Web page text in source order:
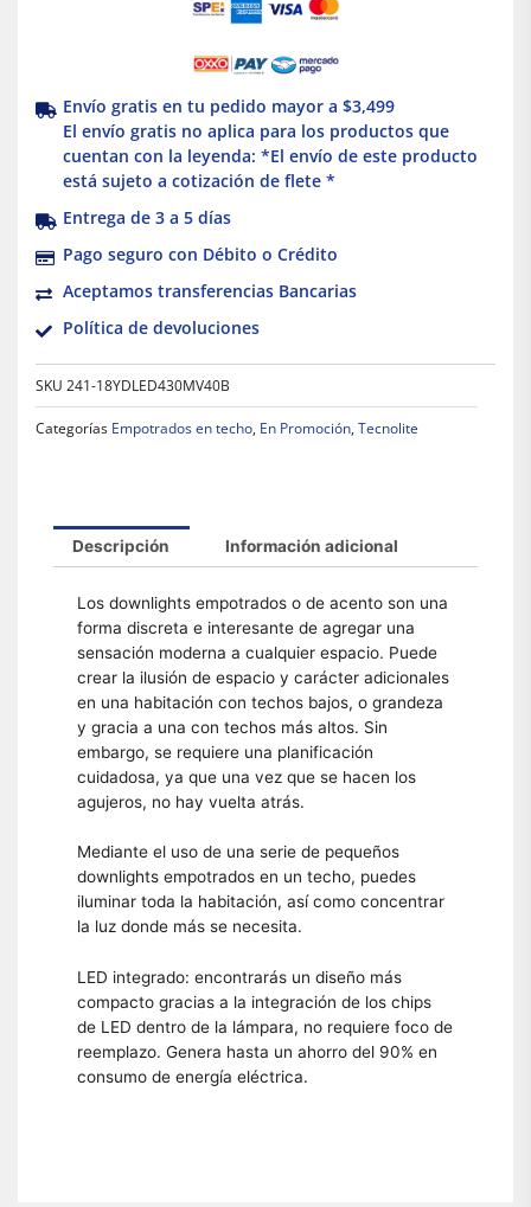
Envío gratis en tu pedido mayor a $3,499
El envío gratis no aplica para los productos que
cuentan con la leyenda: *El envío de este producto
está sujeto a cotización de flete *
Entrega de 3 a 5 días
Pago seguro con Débito o Crédito
Aceptamos transferencias Bancarias
Política de devoluciones
SKU 241-18YDLED430MV40B
Categorías Empotrados en techo, En Promoción, Tecnolite
Descripción Información adicional
Los downlights empotrados o de acento son una
forma discreta e interesante de agregar una
sensación moderna a cualquier espacio. Puede
crear la ilusión de espacio y carácter adicionales
en una habitación con techos bajos, o grandeza
y gracia a una con techos más altos. Sin
embargo, se requiere una planificación
cuidadosa, ya que una vez que se hacen los
agujeros, no hay vuelta atrás.
Mediante el uso de una serie de pequeños
downlights empotrados en un techo, puedes
iluminar toda la habitación, así como concentrar
la luz donde más se necesita.
LED integrado: encontrarás un diseño más
compacto gracias a la integración de los chips
de LED dentro de la lámpara, no requiere foco de
reemplazo. Genera hasta un ahorro del 90% en
consumo de energía eléctrica.